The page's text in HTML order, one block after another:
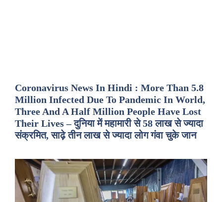
Coronavirus News In Hindi : More Than 5.8
Million Infected Due To Pandemic In World,
Three And A Half Million People Have Lost
Their Lives – दुनिया में महामारी से 58 लाख से ज्यादा
संक्रमित, साढ़े तीन लाख से ज्यादा लोग गंवा चुके जान